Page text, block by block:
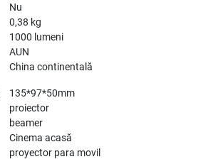
Nu
0,38 kg
1000 lumeni
AUN
China continentală
135*97*50mm
proiector
beamer
Cinema acasă
proyector para movil